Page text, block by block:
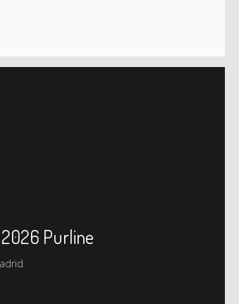
Purline